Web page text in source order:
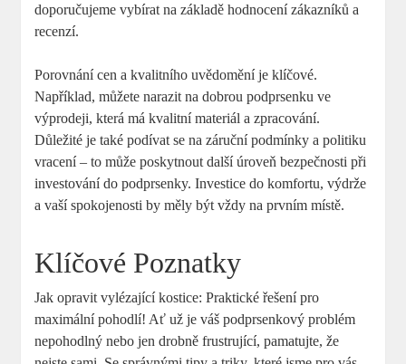
doporučujeme vybírat na základě hodnocení zákazníků a
recenzí.
Porovnání cen a kvalitního uvědomění je klíčové.
Například, můžete narazit na dobrou podprsenku ve
výprodeji, která má kvalitní materiál a zpracování.
Důležité je také podívat se na záruční podmínky a politiku
vracení – to může poskytnout další úroveň bezpečnosti při
investování do podprsenky. Investice do komfortu, výdrže
a vaší spokojenosti by měly být vždy na prvním místě.
Klíčové Poznatky
Jak opravit vylézající kostice: Praktické řešení pro
maximální pohodlí! Ať už je váš podprsenkový problém
nepohodlný nebo jen drobně frustrující, pamatujte, že